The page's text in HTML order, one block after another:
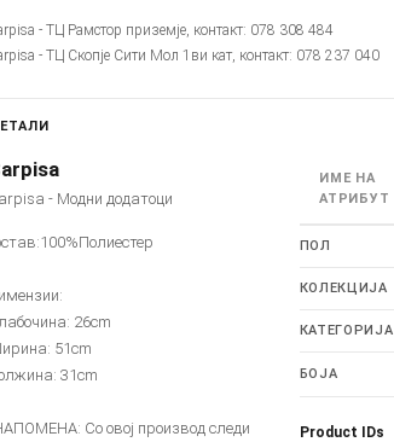
- ТЦ Рамстор приземје, контакт: 078 308 484
- ТЦ Скопје Сити Мол 1ви кат, контакт: 078 237 040
- Модни додатоци
26cm
51cm
31cm
Со овој производ следи
ИМЕ НА
АТРИБУТ
ПОЛ
КОЛЕКЦИЈА
КАТЕГОРИЈА
БОЈА
Product IDs